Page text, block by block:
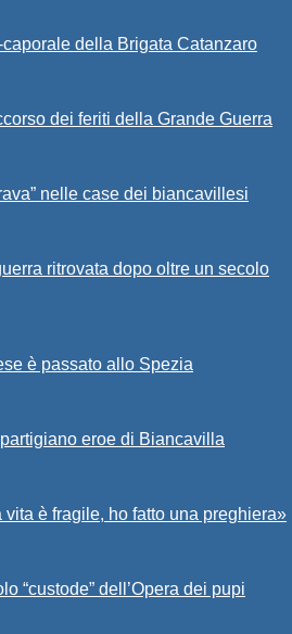
della Brigata Catanzaro
dei feriti della Grande Guerra
nelle case dei biancavillesi
ritrovata dopo oltre un secolo
è passato allo Spezia
eroe di Biancavilla
vita è fragile, ho fatto una preghiera»
“custode” dell’Opera dei pupi